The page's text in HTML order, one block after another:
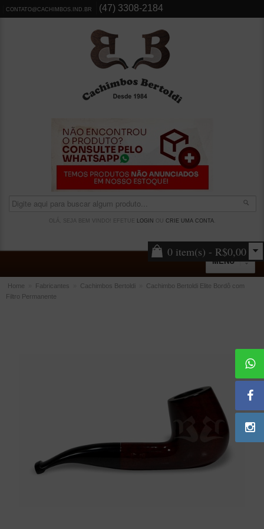
CONTATO@CACHIMBOS.IND.BR (47) 3308-2184
OLÁ, SEJA BEM VINDO! EFETUE LOGIN CRIE UMA CONTA.
0 item(s) - R$0,00
MENU
ACESSÓRIOS
Bolsas para Cachimbo
Cinzeiros
Home Fabricantes Cachimbos Bertoldi
Cachimbo Bertoldi Elite Bordô com
Filtro Permanente